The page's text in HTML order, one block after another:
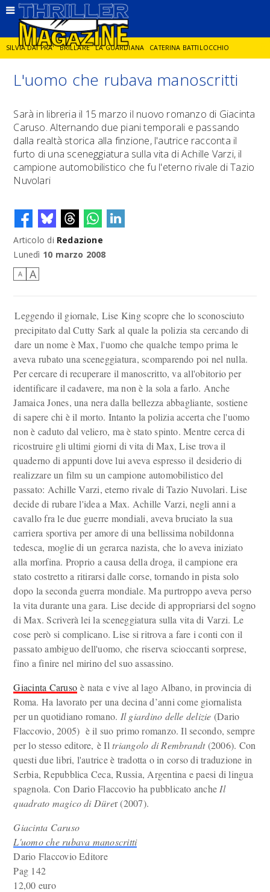
SILVIA DAI PRA' BRILLARE LA GUARDIANA CATERINA BATTILOCCHIO
JORGE DIAZ LA SPIA DELITTO IN CORNICE GIANCARLO DE CATALDO
DIEGO ZANDEL GLI ANNI DI PIETRA
L'uomo che rubava manoscritti
Sarà in libreria il 15 marzo il nuovo romanzo di Giacinta
Caruso. Alternando due piani temporali e passando
dalla realtà storica alla finzione, l'autrice racconta il
furto di una sceneggiatura sulla vita di Achille Varzi, il
campione automobilistico che fu l'eterno rivale di Tazio
Nuvolari
Articolo di Redazione
Lunedì 10 marzo 2008
A A
Leggendo il giornale, Lise King scopre che lo sconosciuto
precipitato dal Cutty Sark al quale la polizia sta cercando di
dare un nome è Max, l'uomo che qualche tempo prima le
aveva rubato una sceneggiatura, scomparendo poi nel nulla.
Per cercare di recuperare il manoscritto, va all'obitorio per
identificare il cadavere, ma non è la sola a farlo. Anche
Jamaica Jones, una nera dalla bellezza abbagliante, sostiene
di sapere chi è il morto. Intanto la polizia accerta che l'uomo
non è caduto dal veliero, ma è stato spinto. Mentre cerca di
ricostruire gli ultimi giorni di vita di Max, Lise trova il
quaderno di appunti dove lui aveva espresso il desiderio di
realizzare un film su un campione automobilistico del
passato: Achille Varzi, eterno rivale di Tazio Nuvolari. Lise
decide di rubare l'idea a Max. Achille Varzi, negli anni a
cavallo fra le due guerre mondiali, aveva bruciato la sua
carriera sportiva per amore di una bellissima nobildonna
tedesca, moglie di un gerarca nazista, che lo aveva iniziato
alla morfina. Proprio a causa della droga, il campione era
stato costretto a ritirarsi dalle corse, tornando in pista solo
dopo la seconda guerra mondiale. Ma purtroppo aveva perso
la vita durante una gara. Lise decide di appropriarsi del sogno
di Max. Scriverà lei la sceneggiatura sulla vita di Varzi. Le
cose però si complicano. Lise si ritrova a fare i conti con il
passato ambiguo dell'uomo, che riserva scioccanti sorprese,
fino a finire nel mirino del suo assassino.
Giacinta Caruso è nata e vive al lago Albano, in provincia di
Roma. Ha lavorato per una decina d’anni come giornalista
per un quotidiano romano. Il giardino delle delizie (Dario
Flaccovio, 2005) è il suo primo romanzo. Il secondo, sempre
per lo stesso editore, è Iltriangolo di Rembrandt(2006). Con
questi due libri, l'autrice è tradotta o in corso di traduzione in
Serbia, Repubblica Ceca, Russia, Argentina e paesi di lingua
spagnola. Con Dario Flaccovio ha pubblicato anche Il
quadrato magico di Dürer (2007).
Giacinta Caruso
L'uomo che rubava manoscritti
Dario Flaccovio Editore
Pag 142
12,00 euro